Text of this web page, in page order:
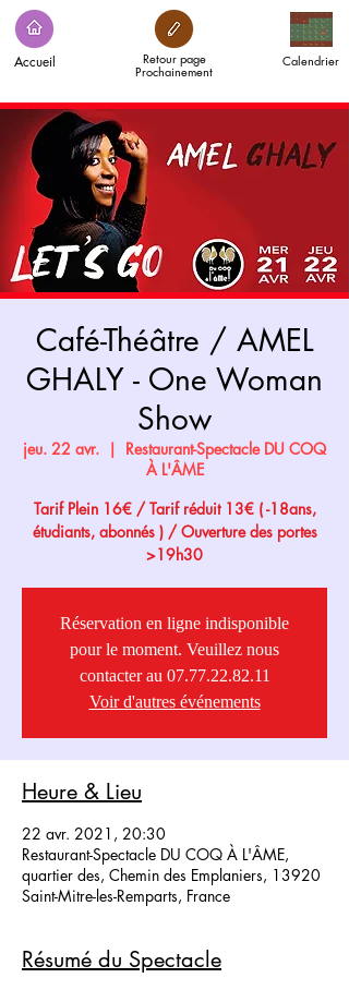
Accueil Calendrier
Retour page
Prochainement
Café-Théâtre / AMEL
GHALY - One Woman
Show
jeu. 22 avr.
  |
Restaurant-Spectacle DU COQ
À L'ÂME
Tarif Plein 16€ / Tarif réduit 13€ ( -18ans,
étudiants, abonnés ) / Ouverture des portes
>19h30
Réservation en ligne indisponible
pour le moment. Veuillez nous
contacter au 07.77.22.82.11
Voir d'autres événements
Heure & Lieu
22 avr. 2021, 20:30
Restaurant-Spectacle DU COQ À L'ÂME,
quartier des, Chemin des Emplaniers, 13920
Saint-Mitre-les-Remparts, France
Résumé du Spectacle